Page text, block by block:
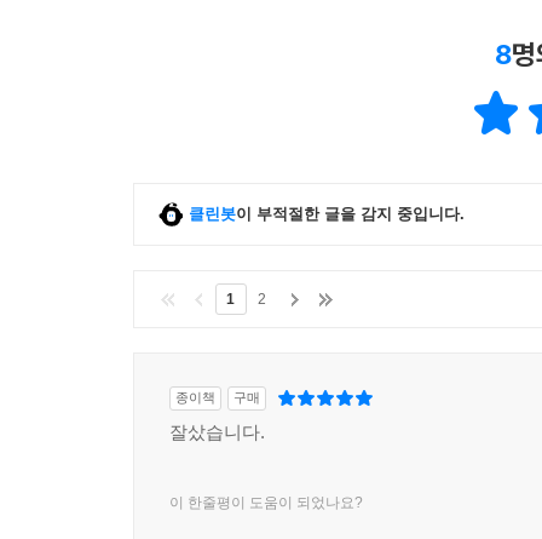
8
클린봇이 부적절한 글을 감지 중입니다.
1 2
종이책 구매
잘샀습니다.
이 한줄평이 도움이 되었나요?